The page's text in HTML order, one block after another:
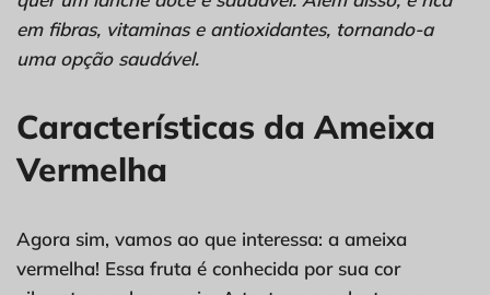
em fibras, vitaminas e antioxidantes, tornando-a
uma opção saudável.
Características da Ameixa
Vermelha
Agora sim, vamos ao que interessa: a ameixa
vermelha! Essa fruta é conhecida por sua cor